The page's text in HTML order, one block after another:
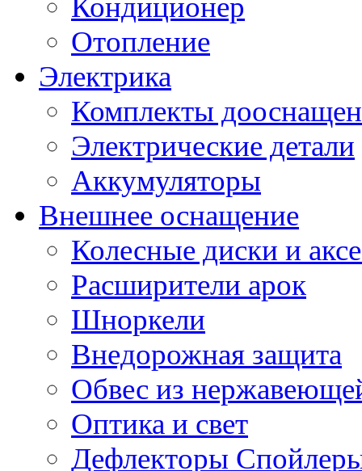
Кондиционер
Отопление
Электрика
Комплекты
Электрические детали
Аккумуляторы
Внешнее оснащение
Колесные диски и
Расширители арок
Шноркели
Внедорожная защита
Обвес из
Оптика и свет
Дефлекторы